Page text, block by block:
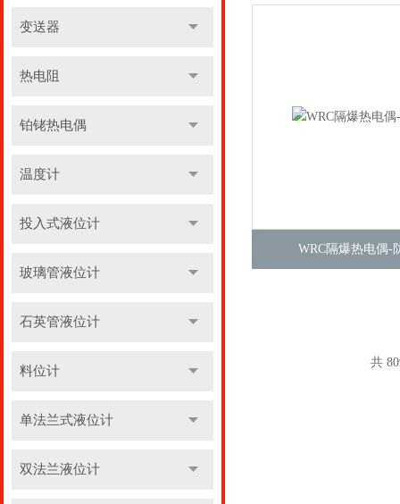
变送器
热电阻
铂铑热电偶
温度计
投入式液位计
玻璃管液位计
石英管液位计
料位计
单法兰式液位计
双法兰液位计
WRC隔爆热电偶-
共